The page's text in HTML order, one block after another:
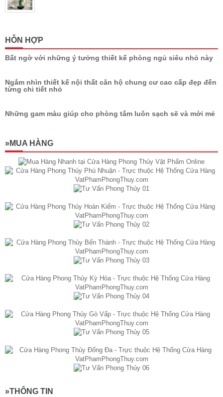
HỖN HỢP
Bất ngờ với những ý tưởng thiết kế phòng ngủ siêu nhỏ này
Ngắm nhìn thiết kế nội thất căn hộ chung cư cao cấp đẹp đến
từng chi tiết nhỏ
Những gam màu giúp cho phòng tắm luôn sạch sẽ và mới mẻ
»MUA HÀNG
»THÔNG TIN